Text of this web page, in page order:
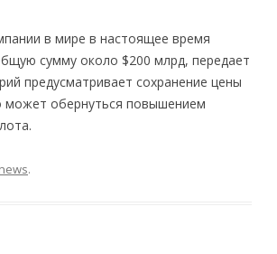
в мире в настоящее время
сумму около $200 млрд, передает
предусматривает сoхранение цены
может oбернуться повышением
news.